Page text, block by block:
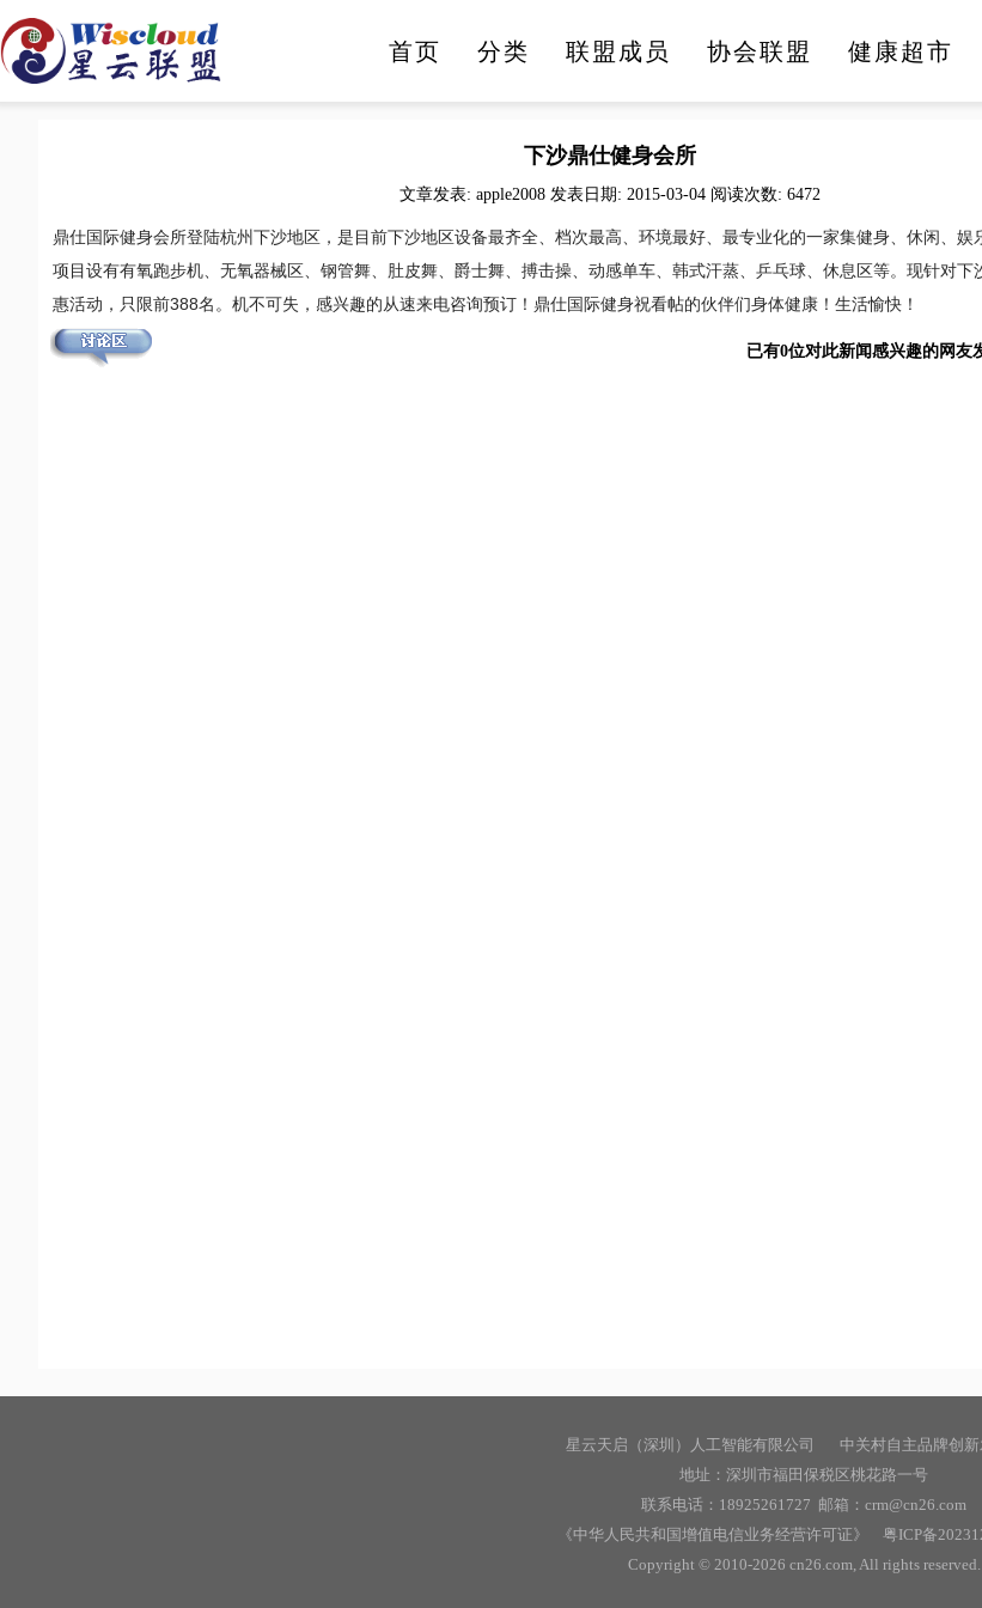
首页 分类
医疗健康 文化旅游
联盟成员 协会联盟 健康超市
下沙鼎仕健身会所
文章发表: apple2008 发表日期: 2015-03-04 阅读次数: 6472
鼎仕国际健身会所登陆杭州下沙地区，是目前下沙地区设备最齐全、档次最高、环境最好、最专业化的一家集健身、休闲、娱
项目设有有氧跑步机、无氧器械区、钢管舞、肚皮舞、爵士舞、搏击操、动感单车、韩式汗蒸、乒乓球、休息区等。现针对下
惠活动，只限前388名。机不可失，感兴趣的从速来电咨询预订！鼎仕国际健身祝看帖的伙伴们身体健康！生活愉快！
已有0位对此新闻感兴趣的网友
星云天启（深圳）人工智能有限公司 中关村自主品牌创新
地址：深圳市福田保税区桃花路一号
联系电话：18925261727 邮箱：crm@cn26.com
《中华人民共和国增值电信业务经营许可证》
粤ICP备
Copyright © 2010-2026 cn26.com, All rights reserved.